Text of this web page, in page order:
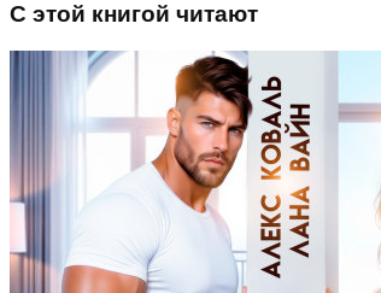
С этой книгой читают